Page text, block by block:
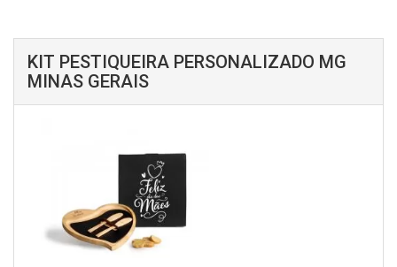
KIT PESTIQUEIRA PERSONALIZADO MG
MINAS GERAIS